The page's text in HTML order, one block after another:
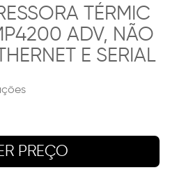
TÉRMIC
ADV, NÃO
E SERIAL
PREÇO